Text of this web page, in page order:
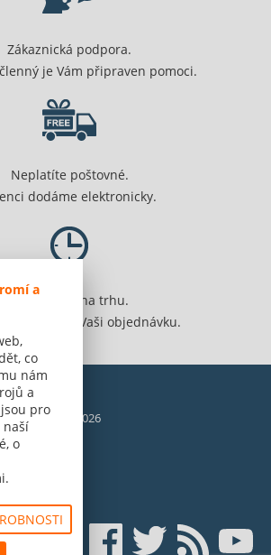
a
co
nám
a
pro
naší
o
Zákaznická podpora.
je Vám připraven pomoci.
Neplatíte poštovné.
dodáme elektronicky.
Jsme 20 let na trhu.
vyřídíme Vaši objednávku.
1998 - 2026